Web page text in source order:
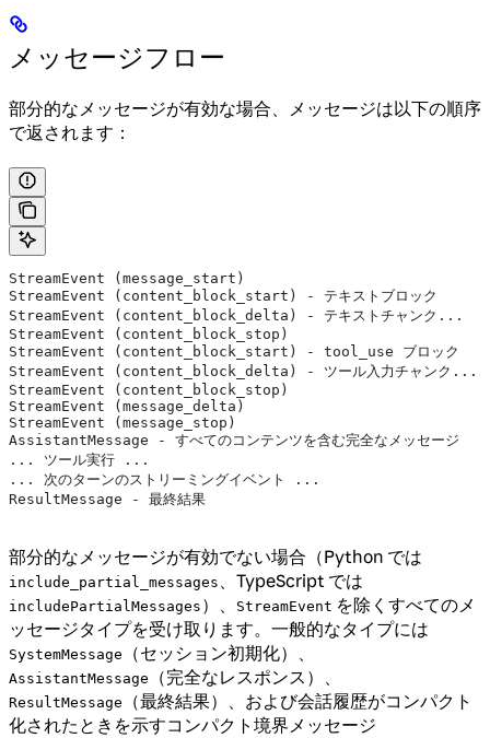
メッセージフロー
部分的なメッセージが有効な場合、メッセージは以下の順序
で返されます：
StreamEvent (message_start)
StreamEvent (content_block_start) - テキストブロック
StreamEvent (content_block_delta) - テキストチャンク...
StreamEvent (content_block_stop)
StreamEvent (content_block_start) - tool_use ブロック
StreamEvent (content_block_delta) - ツール入力チャンク...
StreamEvent (content_block_stop)
StreamEvent (message_delta)
StreamEvent (message_stop)
AssistantMessage - すべてのコンテンツを含む完全なメッセージ
... ツール実行 ...
... 次のターンのストリーミングイベント ...
ResultMessage - 最終結果
部分的なメッセージが有効でない場合（Python では
include_partial_messages 、TypeScript では
includePartialMessages ）、 StreamEvent を除くすべてのメ
ッセージタイプを受け取ります。一般的なタイプには
SystemMessage （セッション初期化）、
AssistantMessage （完全なレスポンス）、
ResultMessage
（最終結果）、および会話履歴がコンパクト
化されたときを示すコンパクト境界メッセージ